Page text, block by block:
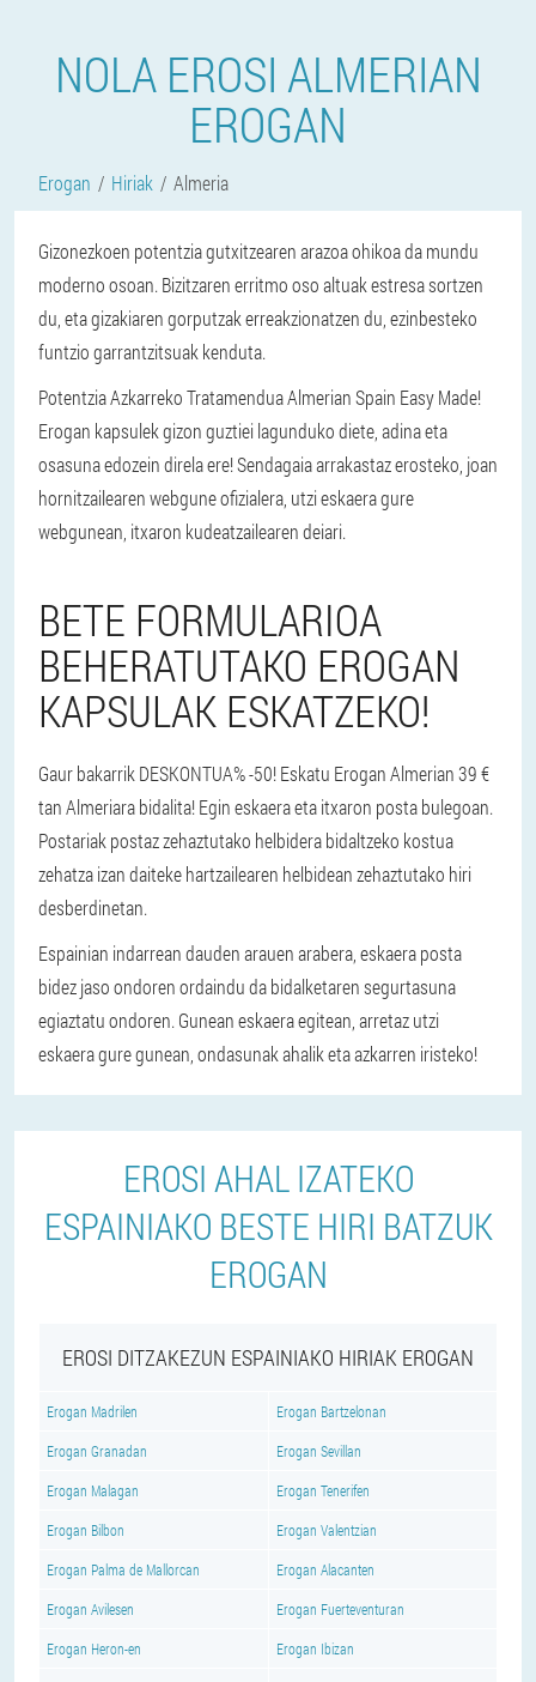
NOLA EROSI ALMERIAN
EROGAN
Erogan Hiriak Almeria
Gizonezkoen potentzia gutxitzearen arazoa ohikoa da mundu
moderno osoan. Bizitzaren erritmo oso altuak estresa sortzen
du, eta gizakiaren gorputzak erreakzionatzen du, ezinbesteko
funtzio garrantzitsuak kenduta.
Potentzia Azkarreko Tratamendua Almerian Spain Easy Made!
Erogan kapsulek gizon guztiei lagunduko diete, adina eta
osasuna edozein direla ere! Sendagaia arrakastaz erosteko, joan
hornitzailearen webgune ofizialera, utzi eskaera gure
webgunean, itxaron kudeatzailearen deiari.
BETE FORMULARIOA
BEHERATUTAKO EROGAN
KAPSULAK ESKATZEKO!
Gaur bakarrik DESKONTUA% -50! Eskatu Erogan Almerian 39 €
tan Almeriara bidalita! Egin eskaera eta itxaron posta bulegoan.
Postariak postaz zehaztutako helbidera bidaltzeko kostua
zehatza izan daiteke hartzailearen helbidean zehaztutako hiri
desberdinetan.
Espainian indarrean dauden arauen arabera, eskaera posta
bidez jaso ondoren ordaindu da bidalketaren segurtasuna
egiaztatu ondoren. Gunean eskaera egitean, arretaz utzi
eskaera gure gunean, ondasunak ahalik eta azkarren iristeko!
EROSI AHAL IZATEKO
ESPAINIAKO BESTE HIRI BATZUK
EROGAN
EROSI DITZAKEZUN ESPAINIAKO HIRIAK EROGAN
Erogan Madrilen Erogan Bartzelonan
Erogan Granadan Erogan Sevillan
Erogan Malagan Erogan Tenerifen
Erogan Bilbon Erogan Valentzian
Erogan Palma de Mallorcan Erogan Alacanten
Erogan Avilesen Erogan Fuerteventuran
Erogan Heron-en Erogan Ibizan